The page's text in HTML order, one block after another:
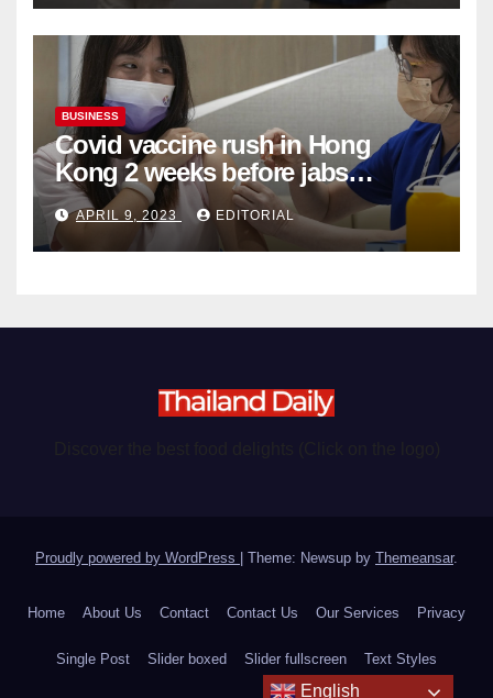
BUSINESS
Covid vaccine rush in Hong
Kong 2 weeks before jabs
become chargeable
APRIL 9, 2023 EDITORIAL
Proudly powered by WordPress Theme: Newsup by Themeansar.
Home About Us Contact Contact Us Our Services Privacy
Single Post Slider boxed Slider fullscreen Text Styles
English